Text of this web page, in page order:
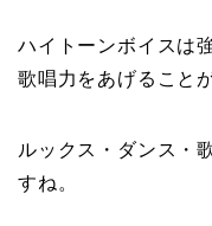
ハイトーンボイスは
歌唱力をあげること
ルックス・ダンス・
すね。